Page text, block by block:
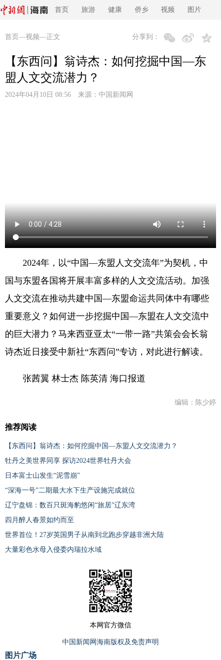
首页 旅游 健康 侨乡 视频 图片
首页 —视频—正文 分享到：
【东西问】翁诗杰：如何挖掘中国—东
盟人文交流潜力？
2024年04月10日 08:56 来源： 中国新闻网
2024年，以“中国—东盟人文交流年”为契机，中
国与东盟各国将开展丰富多样的人文交流活动。加强
人文交流在推动共建中国—东盟命运共同体中有哪些
重要意义？如何进一步挖掘中国—东盟在人文交流中
的巨大潜力？马来西亚亚太“一带一路”共策会会长翁
诗杰近日接受中新社“东西问”专访，对此进行解读。
张茜翼 林士杰 陈英清 海口报道
编辑：陈少婷
推荐阅读
【东西问】翁诗杰：如何挖掘中国—东盟人文交流潜力？
牡丹之美世界同享 探访2024世界牡丹大会
日本富士山发生“泥雪崩”
“深海一号”二期最大水下生产设施完成就位
辽宁盘锦：数百只斑海豹悠闲“旅居”辽东湾
四月醉人春景如约而至
世界首位！27岁英国男子从南到北跑步穿越非洲大陆
大量彩色水母入侵委内瑞拉水域
本网官方微信
中国新闻网海南版权及免责声明
图片广场